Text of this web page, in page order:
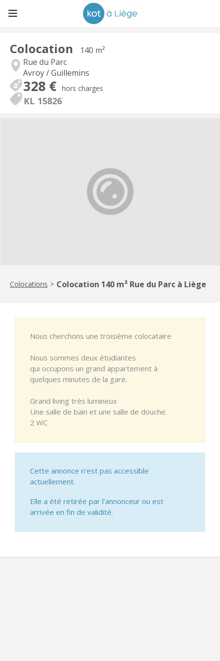
Colocation
140 m²
Rue du Parc
Avroy / Guillemins
328 € hors charges
KL 15826
Colocations > Colocation 140 m² Rue du Parc à Liège
Nous cherchons une troisième colocataire
Nous sommes deux étudiantes
qui occupons un grand appartement à
quelques minutes de la gare.
Grand living très lumineux
Une salle de bain et une salle de douche.
2 WC
Cette annonce n'est pas accessible
actuellement.
Elle a été retirée par l'annonceur ou est
arrivée en fin de validité.